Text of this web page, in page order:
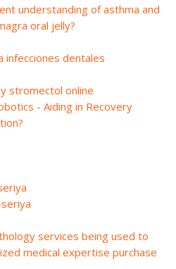
understanding of asthma and
oral jelly?
infecciones dentales
stromectol online
- Aiding in Recovery
services being used to
medical expertise purchase